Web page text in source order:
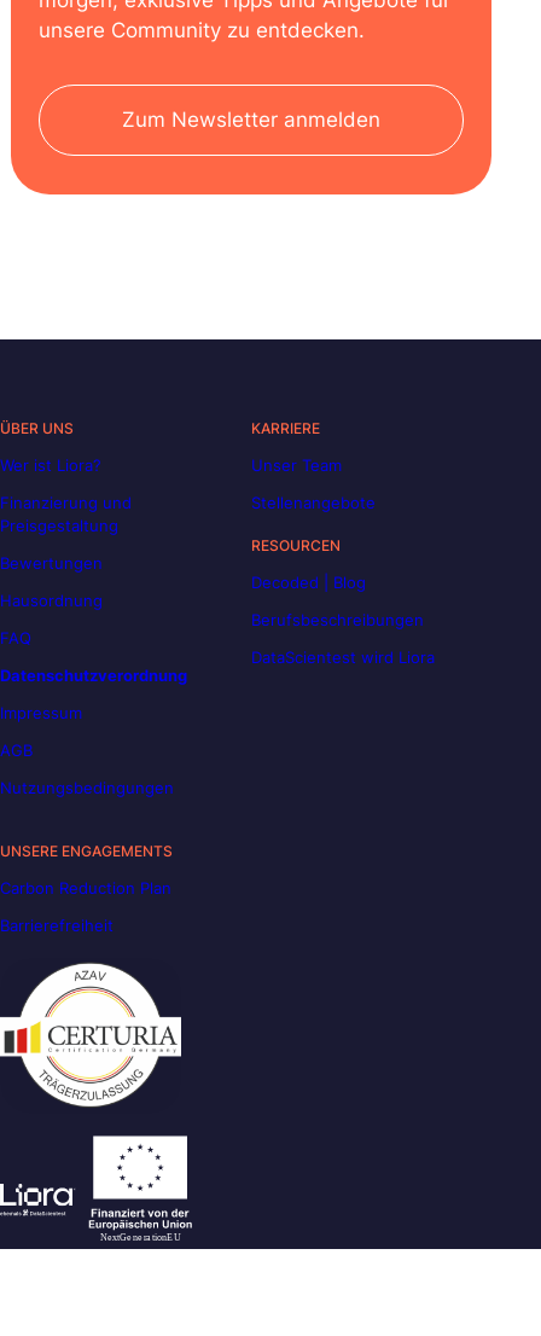
unsere Community zu entdecken.
Zum Newsletter anmelden
ÜBER UNS
Wer ist Liora?
Finanzierung und
Preisgestaltung
Bewertungen
Hausordnung
FAQ
Datenschutzverordnung
Impressum
AGB
Nutzungsbedingungen
KARRIERE
Unser Team
Stellenangebote
RESOURCEN
Decoded | Blog
Berufsbeschreibungen
DataScientest wird Liora
UNSERE ENGAGEMENTS
Carbon Reduction Plan
Barrierefreiheit